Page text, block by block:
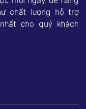
chất lượng hỗ trợ
cho quý khách